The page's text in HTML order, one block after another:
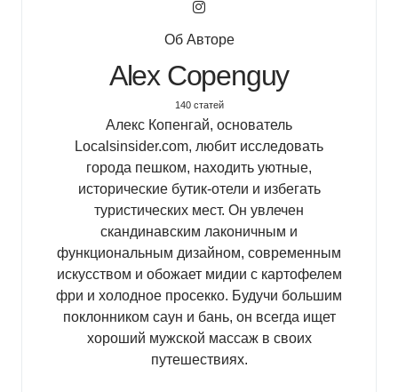
Об Авторе
Alex Copenguy
140 статей
Алекс Копенгай, основатель
Localsinsider.com, любит исследовать
города пешком, находить уютные,
исторические бутик-отели и избегать
туристических мест. Он увлечен
скандинавским лаконичным и
функциональным дизайном, современным
искусством и обожает мидии с картофелем
фри и холодное просекко. Будучи большим
поклонником саун и бань, он всегда ищет
хороший мужской массаж в своих
путешествиях.